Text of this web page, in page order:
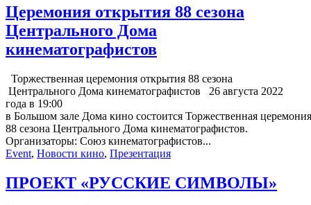
Церемония открытия 88 сезона
Центрального Дома
кинематографистов
Торжественная церемония открытия 88 сезона
Центрального Дома кинематографистов 26 августа 2022
года в 19:00
в Большом зале Дома кино состоится Торжественная
88 сезона Центрального Дома кинематографистов.
Организаторы: Союз кинематографистов...
Event, Новости кино, Презентация
ПРОЕКТ «РУССКИЕ СИМВОЛЫ»